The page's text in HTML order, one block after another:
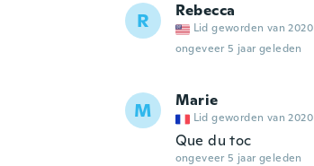
R Rebecca
Lid geworden van 2020
ongeveer 5 jaar geleden
M Marie
Lid geworden van 2020
Que du toc
ongeveer 5 jaar geleden